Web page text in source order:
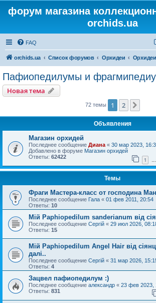
форум магазина
orchids.ua
FAQ
orchids.ua Список форумов Орхидеи Орхидеи
Пафиопедилумы и
Новая тема
72 темы 1 2
Объявления
Магазин орхидей
Последнее сообщение Диана « 30 мар 2023,
Добавлено в форуме Магазин орхидей
Ответы: 62422 1 …
Темы
Фраги Мастера-класс от господина
Последнее сообщение Гала « 01 фев 2011, 20:54
Ответы: 10
Мій Paphiopedilum sanderianum від
Последнее сообщение Сергій « 29 июл 2026,
Ответы: 15
Мій Paphiopedilum Angel Hair від
далі..
Последнее сообщение Сергій « 31 мар 2026,
Ответы: 4
Зацвел пафиопедилум :)
Последнее сообщение александр « 23 фев 2023,
Ответы: 831